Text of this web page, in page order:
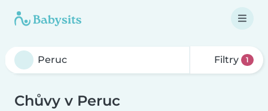
Filtry 1
Chůvy v Peruc